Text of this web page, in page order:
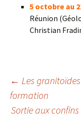
5 octobre au
Réunion
Christian
des
← Les
formation
Sortie aux confins